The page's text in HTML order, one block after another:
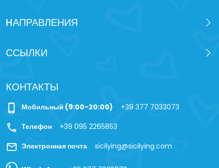
HАПРАВЛЕНИЯ
ССЫЛКИ
КОНТАКТЫ
phone_iphone Мобильный (9:00-20:00) +39 377 7033073
call Телефон +39 095 2265853
mail Электронная почта sicilying@sicilying.com